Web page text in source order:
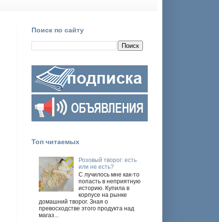
Поиск по сайту
Топ читаемых
Розовый творог: есть
или не есть?
С лучилось мне как-то
попасть в неприятную
историю. Купила в
корпусе на рынке
домашний творог. Зная о
превосходстве этого продукта над
магаз...